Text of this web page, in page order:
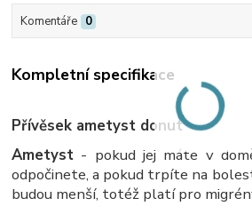
Komentáře 0
Kompletní specifikace
Přívěsek ametyst donut
Ametyst - pokud jej máte v
odpočinete, a pokud trpíte na
budou menší, totéž platí pro